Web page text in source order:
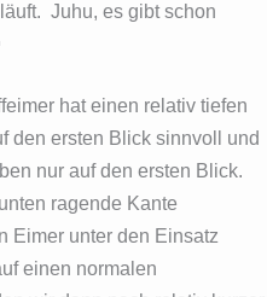
Juhu, es gibt schon
hat einen relativ tiefen
den ersten Blick sinnvoll und
nur auf den ersten Blick.
ragende Kante
Eimer unter den Einsatz
einen normalen